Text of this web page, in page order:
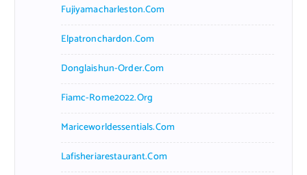
Fujiyamacharleston.com
Elpatronchardon.com
Donglaishun-Order.com
Fiamc-Rome2022.org
Mariceworldessentials.com
Lafisheriarestaurant.com